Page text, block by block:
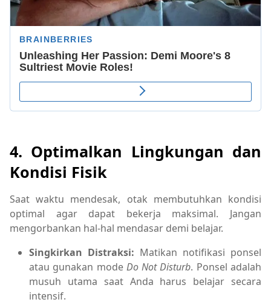
4. Optimalkan Lingkungan dan
Kondisi Fisik
Saat waktu mendesak, otak membutuhkan kondisi
optimal agar dapat bekerja maksimal. Jangan
mengorbankan hal-hal mendasar demi belajar.
Singkirkan Distraksi: Matikan notifikasi ponsel
atau gunakan mode Do Not Disturb. Ponsel adalah
musuh utama saat Anda harus belajar secara
intensif.